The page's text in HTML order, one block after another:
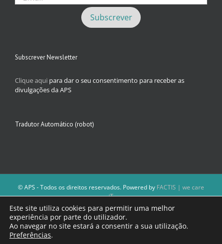
Subscrever Newsletter
Clique aqui para dar o seu consentimento para receber as
divulgações da APS
Tradutor Automático (robot)
© APS - Todos os direitos reservados. Powered by FACTIS | we care
iT
A Direção da APS reserva-se o direito de não publicar conteúdos que
violem as leis nacionais.
Os textos assinados e as imagens depositadas são da inteira
Este site utiliza cookies para permitir uma melhor
experiência por parte do utilizador.
Ao navegar no site estará a consentir a sua utilização.
Preferências.